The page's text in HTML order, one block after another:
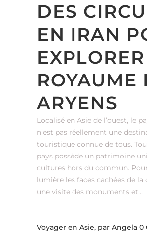
DES
EN IRAN
ROYAUME
ARYENS
Localisé en Asie de l’ouest, le
n’est pas réellement une
touristique connue de tous.
pays possède un patrimoine
cultures hors du commun.
lumière les faces cachées de la
une visite des monuments et...
Voyager en Asie, par Angela 0